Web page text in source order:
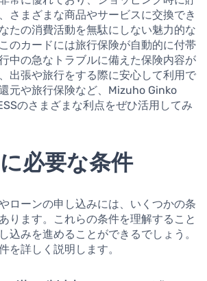
さまざまな商品やサービスに交換でき
たの消費活動を無駄にしない魅力的な
のカードには旅行保険が自動的に付帯
中の急なトラブルに備えた保険内容が
出張や旅行をする際に安心して利用で
元や旅行保険など、Mizuho Ginko
のさまざまな利点をぜひ活用してみ
必要な条件
ローンの申し込みには、いくつかの条
ります。これらの条件を理解すること
込みを進めることができるでしょう。
を詳しく説明します。